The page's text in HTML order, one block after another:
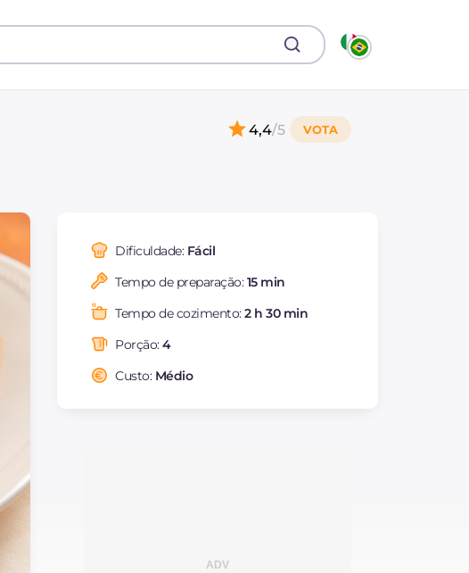
4,4/5
Dificuldade: Fácil
Tempo de preparação:15 min
Tempo de cozimento:2 h 30 min
Porção:4
Custo: Médio